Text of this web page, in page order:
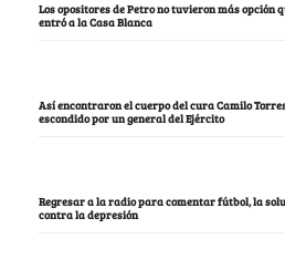
Los opositores de Petro no tuvieron más
entró a la Casa Blanca
Así encontraron el cuerpo del cura Camilo
escondido por un general del Ejército
Regresar a la radio para comentar fútbol, la
contra la depresión